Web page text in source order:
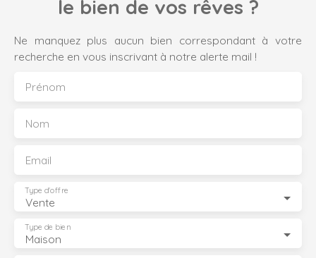
le bien de vos rêves ?
Ne manquez plus aucun bien correspondant à votre
recherche en vous inscrivant à notre alerte mail !
Prénom
Nom
Email
Vente
Type d'offre
Maison
Type de bien